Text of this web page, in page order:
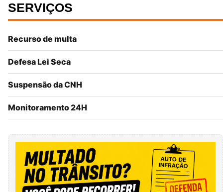
SERVIÇOS
Recurso de multa
Defesa Lei Seca
Suspensão da CNH
Monitoramento 24H